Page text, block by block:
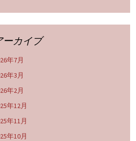
ーカイブ
年7月
年3月
年2月
年12月
年11月
年10月